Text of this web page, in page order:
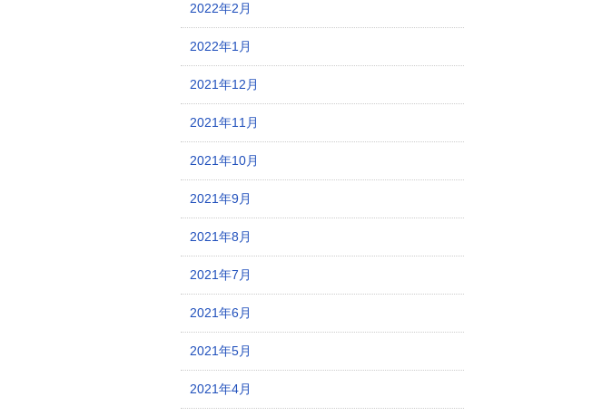
2022年2月
2022年1月
2021年12月
2021年11月
2021年10月
2021年9月
2021年8月
2021年7月
2021年6月
2021年5月
2021年4月